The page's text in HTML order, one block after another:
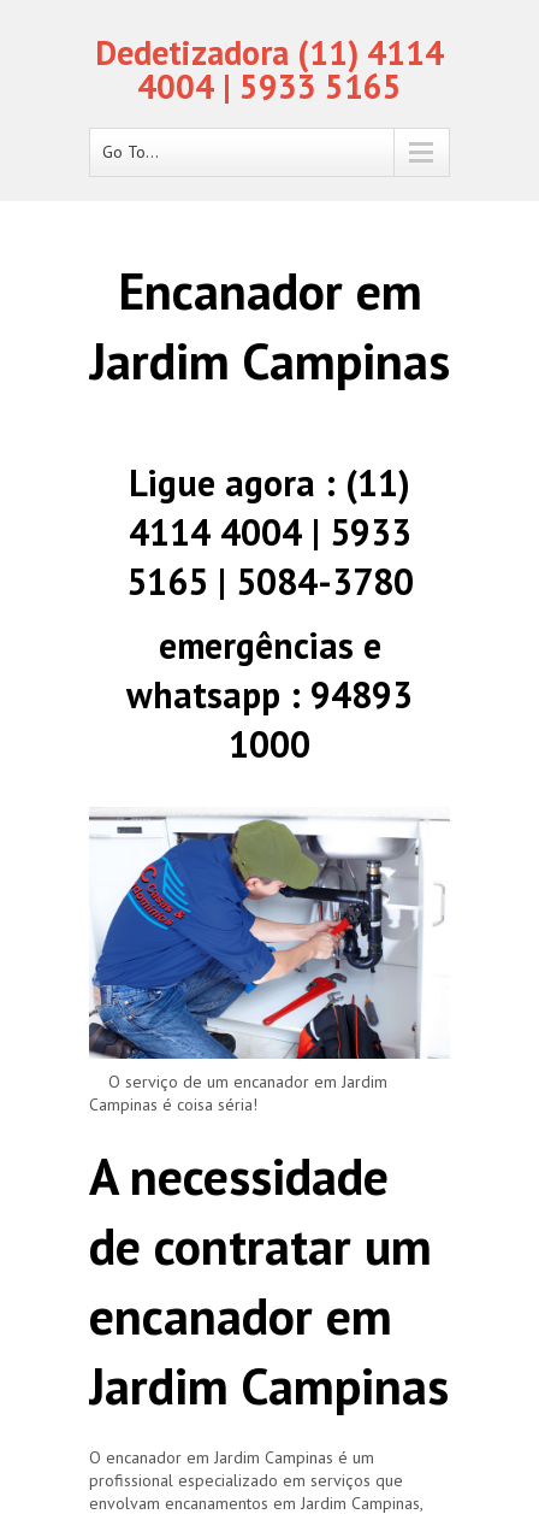
Dedetizadora (11) 4114
4004 | 5933 5165
Go To...
Encanador em
Jardim Campinas
Ligue agora : (11)
4114 4004 | 5933
5165 | 5084-3780
emergências e
whatsapp : 94893
1000
O serviço de um encanador em Jardim
Campinas é coisa séria!
A necessidade
de contratar um
encanador em
Jardim Campinas
O encanador em Jardim Campinas é um
profissional especializado em serviços que
envolvam encanamentos em Jardim Campinas,